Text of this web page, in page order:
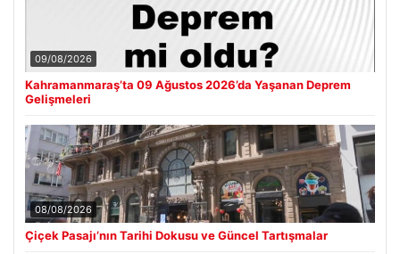
09/08/2026
Kahramanmaraş’ta 09 Ağustos 2026’da Yaşanan Deprem
Gelişmeleri
08/08/2026
Çiçek Pasajı’nın Tarihi Dokusu ve Güncel Tartışmalar